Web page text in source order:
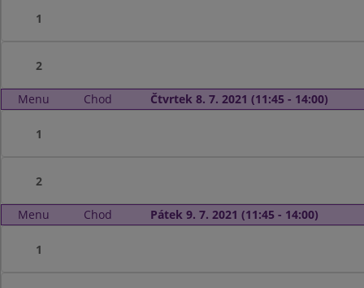
1
2
Menu Chod Čtvrtek 8. 7. 2021 (11:45 - 14:00)
1
2
Menu Chod Pátek 9. 7. 2021 (11:45 - 14:00)
1